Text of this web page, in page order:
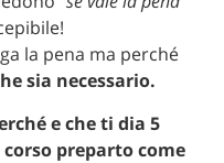
la pena ma perché
sia necessario.
e che ti dia 5
preparto come